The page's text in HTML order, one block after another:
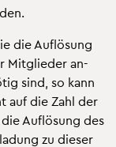
die Auf­lö­sung
Mit­glie­der an­
sind, so kann
auf die Zahl der
Auf­lö­sung des
zu die­ser